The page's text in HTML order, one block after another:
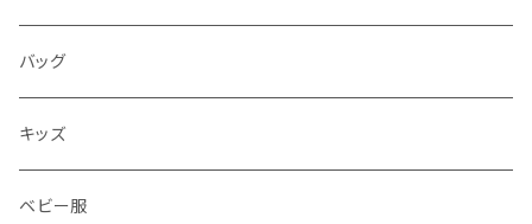
水筒
水筒
バッグ
キッズ
ベビー服